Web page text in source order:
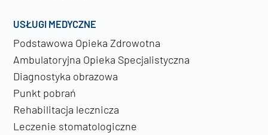
USŁUGI MEDYCZNE
Podstawowa Opieka Zdrowotna
Ambulatoryjna Opieka Specjalistyczna
Diagnostyka obrazowa
Punkt pobrań
Rehabilitacja lecznicza
Leczenie stomatologiczne